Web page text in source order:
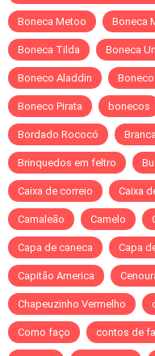
Boneca Metoo Boneca
Boneca Tilda Boneca
Boneco Aladdin
Boneco Pirata bonecos
Bordado Rococó
Brinquedos em feltro
Caixa de correio Caixa
Camaleão Camelo
Capa de caneca Capa
Capitão America
Chapeuzinho Vermelho
Como faço contos de